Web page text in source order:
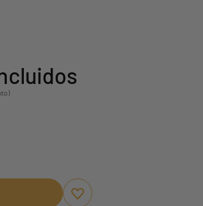
Aggiungi ai preferiti
borrar favoritos